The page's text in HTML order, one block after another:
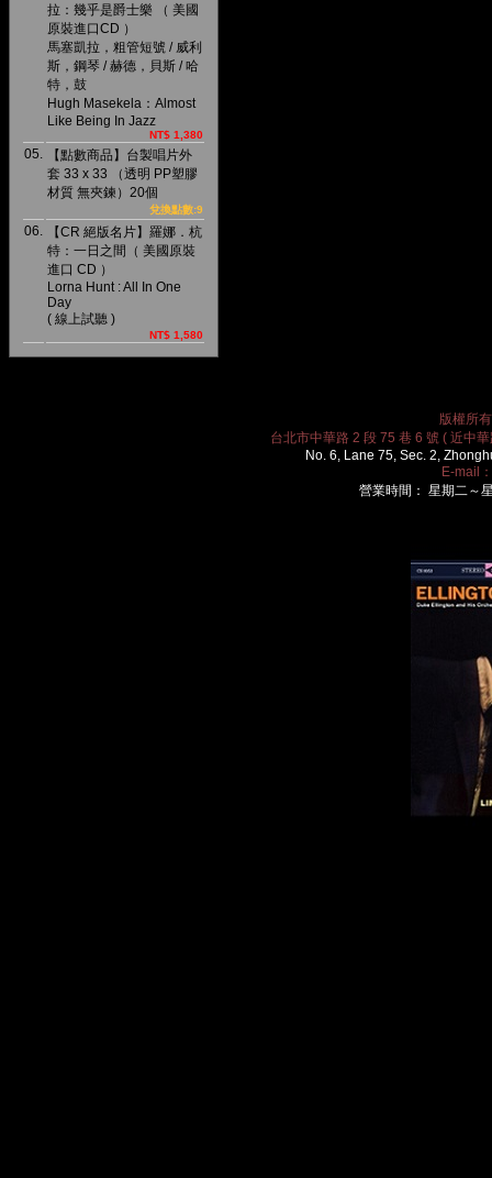
拉：幾乎是爵士樂 （ 美國
原裝進口CD ）
馬塞凱拉，粗管短號 / 威利
斯，鋼琴 / 赫德，貝斯 / 哈
特，鼓
Hugh Masekela：Almost
Like Being In Jazz
NT$ 1,380
05.
【點數商品】台製唱片外
套 33 x 33 （透明 PP塑膠
材質 無夾鍊）20個
兌換點數:9
06.
【CR 絕版名片】羅娜．杭
特：一日之間（ 美國原裝
進口 CD ）
Lorna Hunt : All In One
Day
( 線上試聽 )
NT$ 1,580
版權所
台北市中華路 2 段 75 巷 6 號 ( 近中
No. 6, Lane 75, Sec. 2,
E-mail：
營業時間： 星期二～